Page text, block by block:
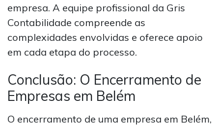
empresa. A equipe profissional da Gris
Contabilidade compreende as
complexidades envolvidas e oferece apoio
em cada etapa do processo.
Conclusão: O Encerramento de
Empresas em Belém
O encerramento de uma empresa em Belém,